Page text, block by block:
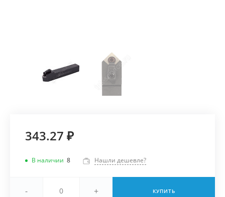
343.27 ₽
В наличии 8 Нашли дешевле?
- + КУПИТЬ